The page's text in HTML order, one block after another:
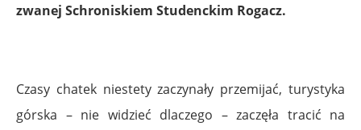
zwanej Schroniskiem Studenckim Rogacz.
Czasy chatek niestety zaczynały przemijać, turystyka
górska – nie widzieć dlaczego – zaczęła tracić na